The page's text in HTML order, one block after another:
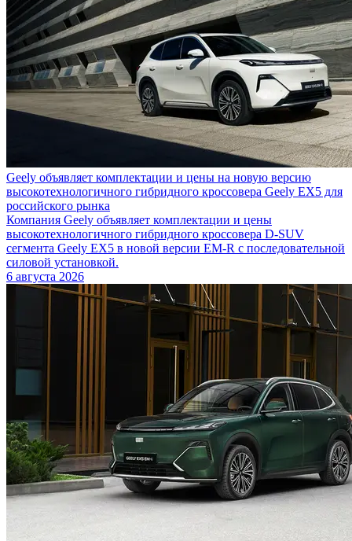
Geely объявляет комплектации и цены на новую версию
высокотехнологичного гибридного кроссовера Geely EX5 для
российского рынка
Компания Geely объявляет комплектации и цены
высокотехнологичного гибридного кроссовера D-SUV
сегмента Geely EX5 в новой версии EM-R с последовательной
силовой установкой.
6 августа 2026